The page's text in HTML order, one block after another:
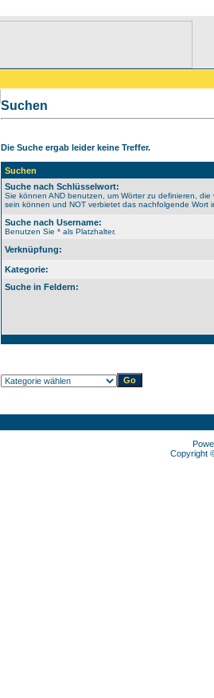
Suchen
Die Suche ergab leider keine Treffer.
Suchen
Suche nach Schlüsselwort:
Sie können AND benutzen, um Wörter zu definieren,
sein können und NOT verbietet das nachfolgende Wort
Suche nach Username:
Benutzen Sie * als Platzhalter.
Verknüpfung:
Kategorie:
Suche in Feldern:
Copyright